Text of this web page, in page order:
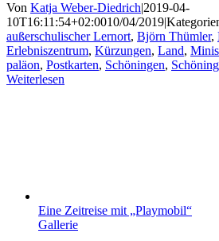
Von Katja Weber-Diedrich|2019-04-
10T16:11:54+02:0010/04/2019|
außerschulischer Lernort, Björn Thümler,
Erlebniszentrum, Kürzungen, Land,
paläon, Postkarten, Schöningen,
Weiterlesen
Eine Zeitreise mit „Playmobil“
Gallerie